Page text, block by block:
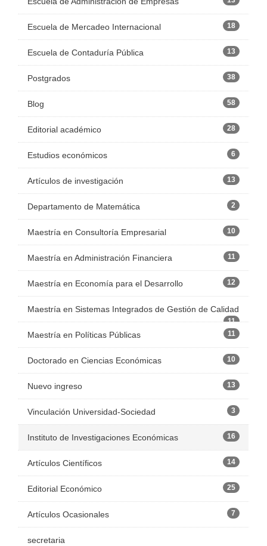
Escuela de Mercadeo Internacional 18
Escuela de Contaduría Pública 13
Postgrados 38
Blog 58
Editorial académico 28
Estudios económicos 6
Artículos de investigación 13
Departamento de Matemática 2
Maestría en Consultoría Empresarial 10
Maestría en Administración Financiera 11
Maestría en Economía para el Desarrollo 12
Maestría en Sistemas Integrados de Gestión de Calidad
11
Maestría en Políticas Públicas 11
Doctorado en Ciencias Económicas 10
Nuevo ingreso 13
Vinculación Universidad-Sociedad 3
Instituto de Investigaciones Económicas 16
Artículos Científicos 14
Editorial Económico 25
Artículos Ocasionales 7
secretaria